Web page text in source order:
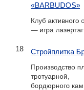
«BARBUDOS»
Клуб активного
— игра лазертаг
18 Стройплитка
Производство
тротуарной,
бордюрного